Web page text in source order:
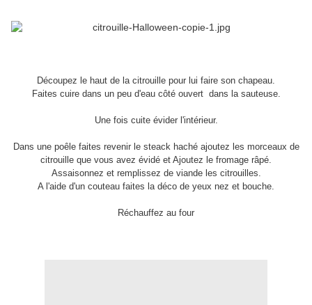
Découpez le haut de la citrouille pour lui faire son chapeau.
Faites cuire dans un peu d'eau côté ouvert dans la sauteuse.
Une fois cuite évider l'intérieur.
Dans une poêle faites revenir le steack haché ajoutez les morceaux de
citrouille que vous avez évidé et Ajoutez le fromage râpé.
Assaisonnez et remplissez de viande les citrouilles.
A l'aide d'un couteau faites la déco de yeux nez et bouche.
Réchauffez au four